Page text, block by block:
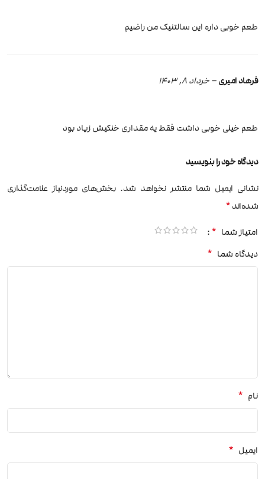
طعم خوبی داره این سالتنیک من راضیم
فرهاد امیری– خرداد 8, 1403
طعم خیلی خوبی داشت فقط یه مقداری خنکیش زیاد بود
دیدگاه خود را بنویسید
نشانی ایمیل شما منتشر نخواهد شد. بخش‌های موردنیاز علامت‌گذاری
شده‌اند*
امتیاز شما *
دیدگاه شما *
نام *
ایمیل *